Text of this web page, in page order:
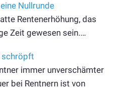
Nullrunde
Rentenerhöhung, das
Zeit gewesen sein.…
schröpft
immer unverschämter
bei Rentnern ist von